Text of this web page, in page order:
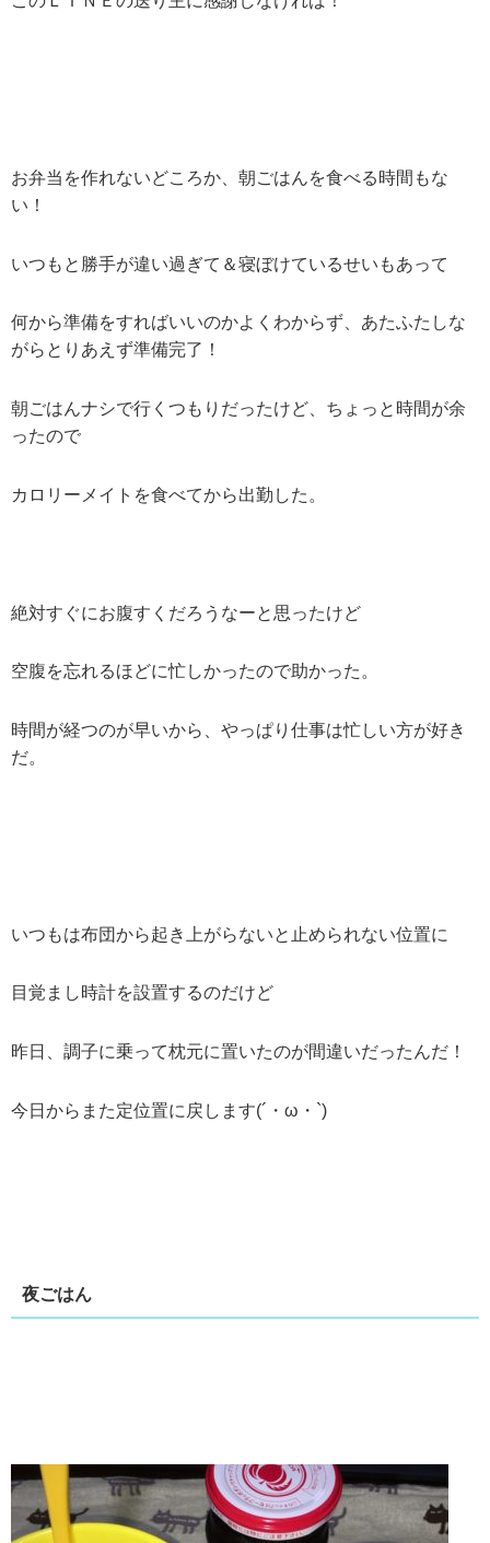
お弁当を作れないどころか、朝ごはんを食べる時間もな
い！
いつもと勝手が違い過ぎて＆寝ぼけているせいもあって
何から準備をすればいいのかよくわからず、あたふたしな
がらとりあえず準備完了！
朝ごはんナシで行くつもりだったけど、ちょっと時間が余
ったので
カロリーメイトを食べてから出勤した。
絶対すぐにお腹すくだろうなーと思ったけど
空腹を忘れるほどに忙しかったので助かった。
時間が経つのが早いから、やっぱり仕事は忙しい方が好き
だ。
いつもは布団から起き上がらないと止められない位置に
目覚まし時計を設置するのだけど
昨日、調子に乗って枕元に置いたのが間違いだったんだ！
今日からまた定位置に戻します(´・ω・`)
夜ごはん